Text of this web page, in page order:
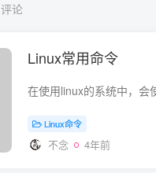
评论
Linux常用命令
Linux命令
不念 4年前